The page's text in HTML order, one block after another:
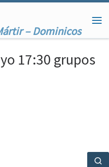
– Dominicos
17:30 grupos